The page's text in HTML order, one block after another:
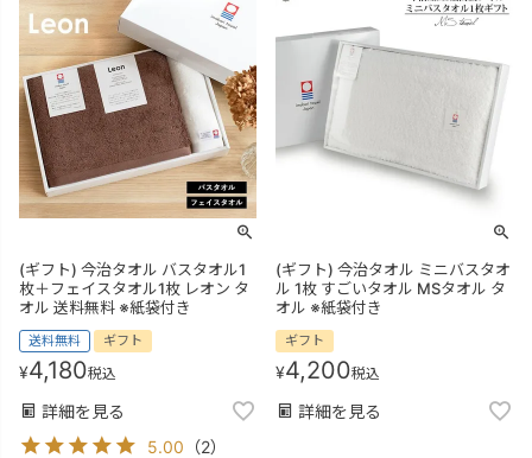
(ギフト) 今治タオル バスタオル1
枚＋フェイスタオル1枚 レオン タ
オル 送料無料 ※紙袋付き
送料無料 ギフト
¥4,180税込
詳細を見る
5.00 （2）
(ギフト) 今治タオル ミニバスタオ
ル 1枚 すごいタオル MSタオル タ
オル ※紙袋付き
ギフト
¥4,200税込
詳細を見る